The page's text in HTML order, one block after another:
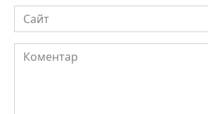
Сайт
Коментар